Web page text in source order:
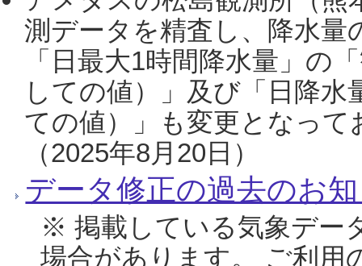
測データを精査し、降水
「日最大1時間降水量」の
しての値）」及び「日降
ての値）」も変更となっ
（2025年8月20日）
データ修正の過去のお
※ 掲載している気象デー
場合があります。 ご利用